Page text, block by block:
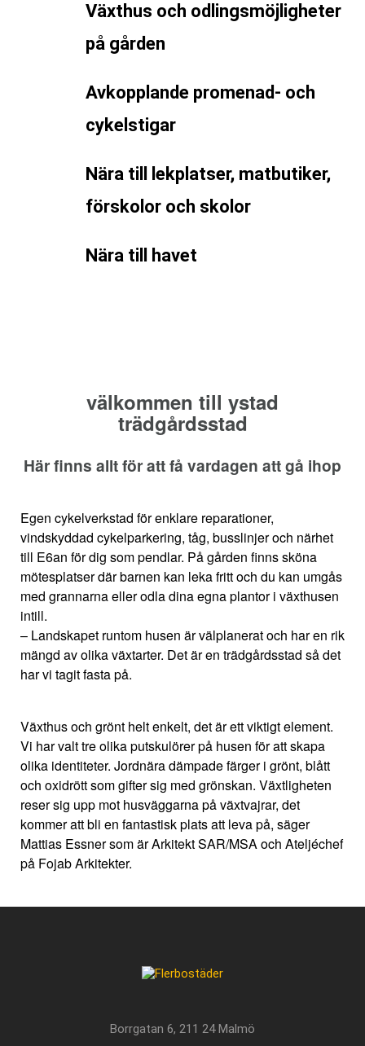
Växthus och odlingsmöjligheter
på gården
Avkopplande promenad- och
cykelstigar
Nära till lekplatser, matbutiker,
förskolor och skolor
Nära till havet
välkommen till ystad
trädgårdsstad
Här finns allt för att få vardagen att gå ihop
Egen cykelverkstad för enklare reparationer,
vindskyddad cykelparkering, tåg, busslinjer och närhet
till E6an för dig som pendlar. På gården finns sköna
mötesplatser där barnen kan leka fritt och du kan umgås
med grannarna eller odla dina egna plantor i växthusen
intill.
– Landskapet runtom husen är välplanerat och har en rik
mängd av olika växtarter. Det är en trädgårdsstad så det
har vi tagit fasta på.
Växthus och grönt helt enkelt, det är ett viktigt element.
Vi har valt tre olika putskulörer på husen för att skapa
olika identiteter. Jordnära dämpade färger i grönt, blått
och oxidrött som gifter sig med grönskan. Växtligheten
reser sig upp mot husväggarna på växtvajrar, det
kommer att bli en fantastisk plats att leva på, säger
Mattias Essner som är Arkitekt SAR/MSA och Ateljéchef
på Fojab Arkitekter.
Borrgatan 6, 211 24 Malmö